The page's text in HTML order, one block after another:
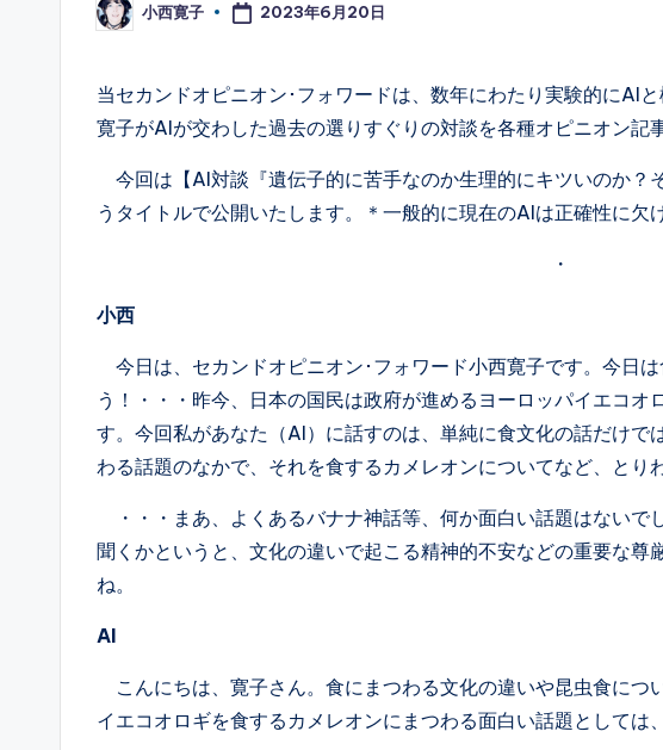
Posted
by
小西寛子 2023年6月20日
当セカンドオピニオン･フォワードは、数年にわたり実験的にAI
寛子がAIが交わした過去の選りすぐりの対談を各種オピニオン記
今回は【AI対談『遺伝子的に苦手なのか生理的にキツいのか？
うタイトルで公開いたします。＊一般的に現在のAIは正確性に欠
・
小西
今日は、セカンドオピニオン･フォワード小西寛子です。今日
う！・・・昨今、日本の国民は政府が進めるヨーロッパイエコオ
す。今回私があなた（AI）に話すのは、単純に食文化の話だけで
わる話題のなかで、それを食するカメレオンについてなど、とり
・・・まあ、よくあるバナナ神話等、何か面白い話題はないで
聞くかというと、文化の違いで起こる精神的不安などの重要な尊
ね。
AI
こんにちは、寛子さん。食にまつわる文化の違いや昆虫食につ
イエコオロギを食するカメレオンにまつわる面白い話題としては